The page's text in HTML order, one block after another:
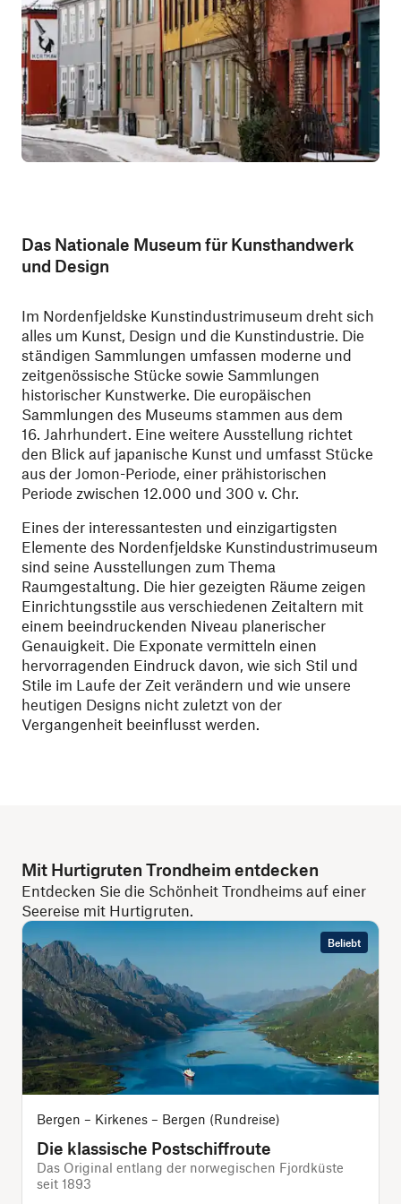
Das Nationale Museum für Kunsthandwerk
und Design
Im Nordenfjeldske Kunstindustrimuseum dreht sich
alles um Kunst, Design und die Kunstindustrie. Die
ständigen Sammlungen umfassen moderne und
zeitgenössische Stücke sowie Sammlungen
historischer Kunstwerke. Die europäischen
Sammlungen des Museums stammen aus dem
16. Jahrhundert. Eine weitere Ausstellung richtet
den Blick auf japanische Kunst und umfasst Stücke
aus der Jomon-Periode, einer prähistorischen
Periode zwischen 12.000 und 300 v. Chr.
Eines der interessantesten und einzigartigsten
Elemente des Nordenfjeldske Kunstindustrimuseum
sind seine Ausstellungen zum Thema
Raumgestaltung. Die hier gezeigten Räume zeigen
Einrichtungsstile aus verschiedenen Zeitaltern mit
einem beeindruckenden Niveau planerischer
Genauigkeit. Die Exponate vermitteln einen
hervorragenden Eindruck davon, wie sich Stil und
Stile im Laufe der Zeit verändern und wie unsere
heutigen Designs nicht zuletzt von der
Vergangenheit beeinflusst werden.
Mit Hurtigruten Trondheim entdecken
Entdecken Sie die Schönheit Trondheims auf einer
Seereise mit Hurtigruten.
Beliebt
Bergen – Kirkenes – Bergen (Rundreise)
Die klassische Postschiffroute
Das Original entlang der norwegischen Fjordküste
seit 1893